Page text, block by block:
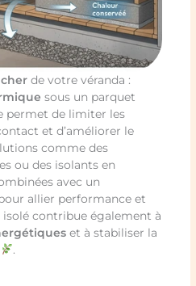
de votre véranda :
sous un parquet
permet de limiter les
et d’améliorer le
comme des
ou des isolants en
avec un
allier performance et
contribue également à
et à stabiliser la
.